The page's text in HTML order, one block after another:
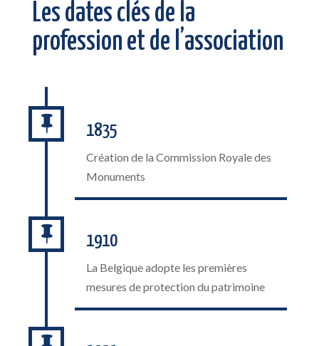
Les dates clés de la
profession et de l’association
 1835
Création de la Commission Royale des
Monuments
 1910
La Belgique adopte les premières
mesures de protection du patrimoine